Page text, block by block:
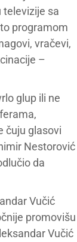
televizije sa
programom
vračevi,
–
glup ili ne
čuju glasovi
Nestorović
da
Vučić
promovišu
Vučić